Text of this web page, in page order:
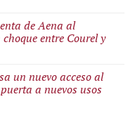
de Aena al
entre Courel y
un nuevo acceso al
a nuevos usos